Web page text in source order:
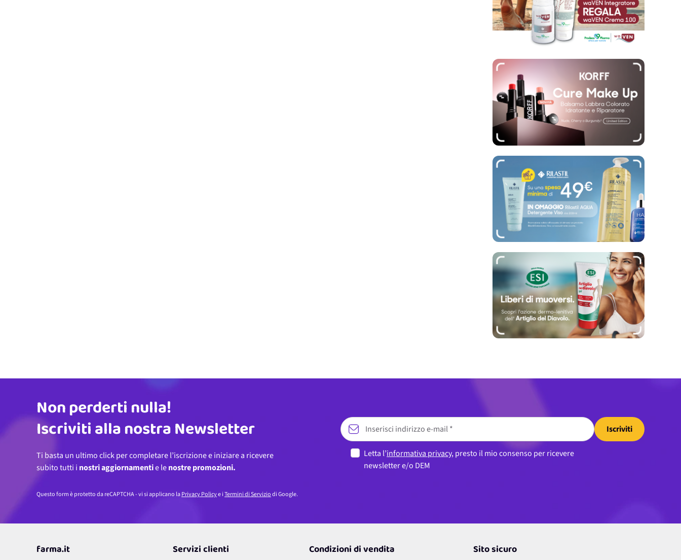
Indirizzo email
Non perderti nulla!
Iscriviti alla nostra Newsletter
Ti basta un ultimo click per completare l’iscrizione e iniziare a ricevere
subito tutti i nostri aggiornamentie lenostre promozioni.
Iscriviti
Letta l’informativa privacy, presto il mio consenso per ricevere
newsletter e/o DEM
Questo form è protetto da reCAPTCHA - vi si applicano laPrivacy Policye iTermini di Serviziodi Google.
farma.it Servizi clienti Condizioni di vendita Sito sicuro